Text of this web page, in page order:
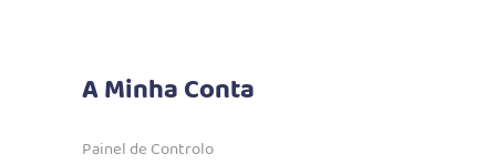
A Minha Conta
Painel de Controlo